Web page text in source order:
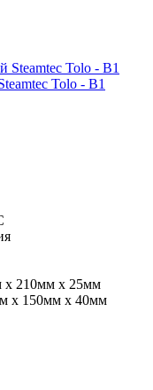
Tolo - B1
х 210мм х 25мм
х 150мм х 40мм